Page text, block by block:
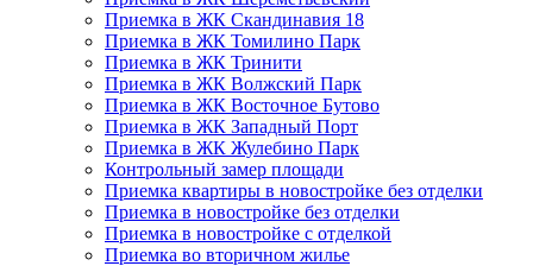
Приемка в ЖК Скандинавия 18
Приемка в ЖК Томилино Парк
Приемка в ЖК Тринити
Приемка в ЖК Волжский Парк
Приемка в ЖК Восточное Бутово
Приемка в ЖК Западный Порт
Приемка в ЖК Жулебино Парк
Контрольный замер площади
Приемка квартиры в новостройке без отделки
Приемка в новостройке без отделки
Приемка в новостройке с отделкой
Приемка во вторичном жилье